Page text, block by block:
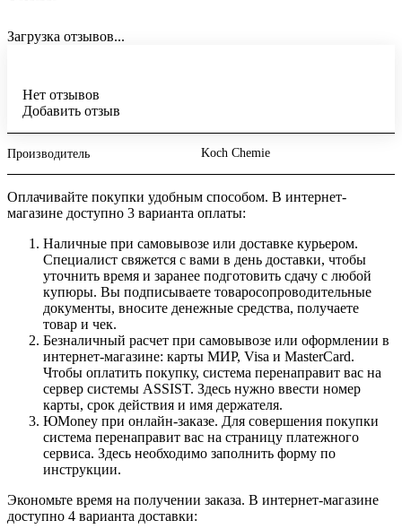
Загрузка отзывов...
Нет отзывов
Добавить отзыв
Производитель Koch Chemie
Оплачивайте покупки удобным способом. В интернет-
магазине доступно 3 варианта оплаты:
Наличные при самовывозе или доставке курьером.
Специалист свяжется с вами в день доставки, чтобы
уточнить время и заранее подготовить сдачу с любой
купюры. Вы подписываете товаросопроводительные
документы, вносите денежные средства, получаете
товар и чек.
Безналичный расчет при самовывозе или оформлении в
интернет-магазине: карты МИР, Visa и MasterCard.
Чтобы оплатить покупку, система перенаправит вас на
сервер системы ASSIST. Здесь нужно ввести номер
карты, срок действия и имя держателя.
ЮMoney при онлайн-заказе. Для совершения покупки
система перенаправит вас на страницу платежного
сервиса. Здесь необходимо заполнить форму по
инструкции.
Экономьте время на получении заказа. В интернет-магазине
доступно 4 варианта доставки: